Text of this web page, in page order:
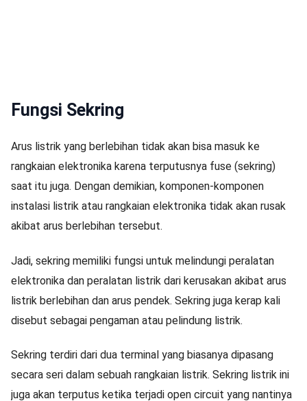
Fungsi Sekring
Arus listrik yang berlebihan tidak akan bisa masuk ke
rangkaian elektronika karena terputusnya fuse (sekring)
saat itu juga. Dengan demikian, komponen-komponen
instalasi listrik atau rangkaian elektronika tidak akan rusak
akibat arus berlebihan tersebut.
Jadi, sekring memiliki fungsi untuk melindungi peralatan
elektronika dan peralatan listrik dari kerusakan akibat arus
listrik berlebihan dan arus pendek. Sekring juga kerap kali
disebut sebagai pengaman atau pelindung listrik.
Sekring terdiri dari dua terminal yang biasanya dipasang
secara seri dalam sebuah rangkaian listrik. Sekring listrik ini
juga akan terputus ketika terjadi open circuit yang nantinya